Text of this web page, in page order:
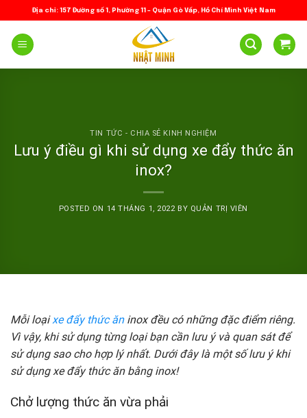
to
content
Địa chỉ: 157 Đường số 1, Phường 11 – Quận Gò Vấp, Hồ Chí Minh Việt Nam
TIN TỨC - CHIA SẺ KINH NGHIỆM
Lưu ý điều gì khi sử dụng xe đẩy thức ăn
inox?
POSTED ON 14 THÁNG 1, 2022BY QUẢN TRỊ VIÊN
Mỗi loạixe đẩy thức ăninox đều có những đặc điểm riêng.
Vì vậy, khi sử dụng từng loại bạn cần lưu ý và quan sát để
sử dụng sao cho hợp lý nhất. Dưới đây là một số lưu ý khi
sử dụng xe đẩy thức ăn bằng inox!
Chở lượng thức ăn vừa phải